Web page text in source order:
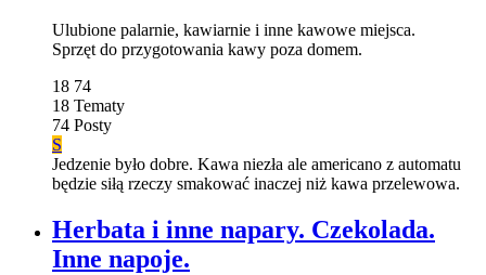
Ulubione palarnie, kawiarnie i inne kawowe miejsca.
Sprzęt do przygotowania kawy poza domem.
18 74
18 Tematy
74 Posty
S
Jedzenie było dobre. Kawa niezła ale americano z automatu
będzie siłą rzeczy smakować inaczej niż kawa przelewowa.
Herbata i inne napary. Czekolada.
Inne napoje.